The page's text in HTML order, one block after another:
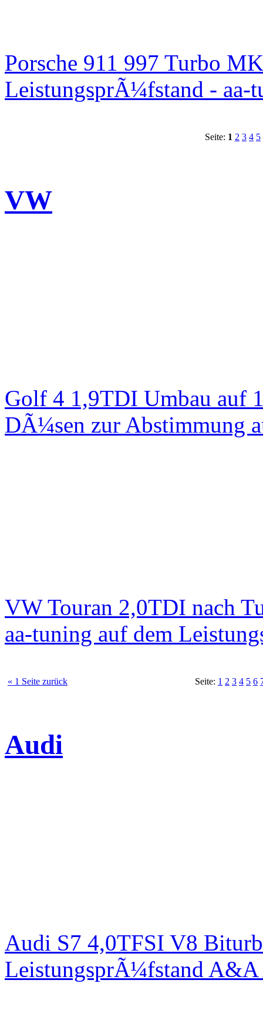
Porsche 911 997 Turbo
LeistungsprÃ¼fstand - aa-
Seite: 1 2 3 4 5
VW
Golf 4 1,9TDI Umbau auf
DÃ¼sen zur Abstimmung
VW Touran 2,0TDI nach
aa-tuning auf dem
« 1 Seite zurück Seite: 1 2 3 4 5 6
Audi
Audi S7 4,0TFSI V8
LeistungsprÃ¼fstand